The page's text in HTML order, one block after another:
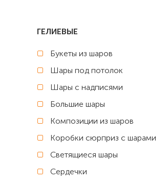
ГЕЛИЕВЫЕ
Букеты из шаров
Шары под потолок
Шары с надписями
Большие шары
Композиции из шаров
Коробки сюрприз с шарами
Светящиеся шары
Сердечки